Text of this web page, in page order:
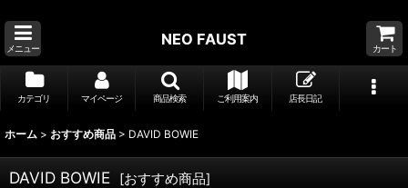
メニュー
NEO FAUST
カート
カテゴリ マイページ 商品検索 ご利用案内 店長日記
ホーム > おすすめ商品 > DAVID BOWIE
DAVID BOWIE [おすすめ商品]